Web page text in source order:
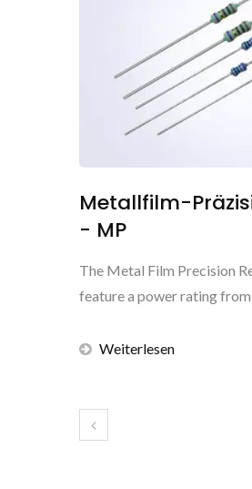
Metallfilm-
- MP
The Metal Film Precision
feature a power rating
Weiterlesen